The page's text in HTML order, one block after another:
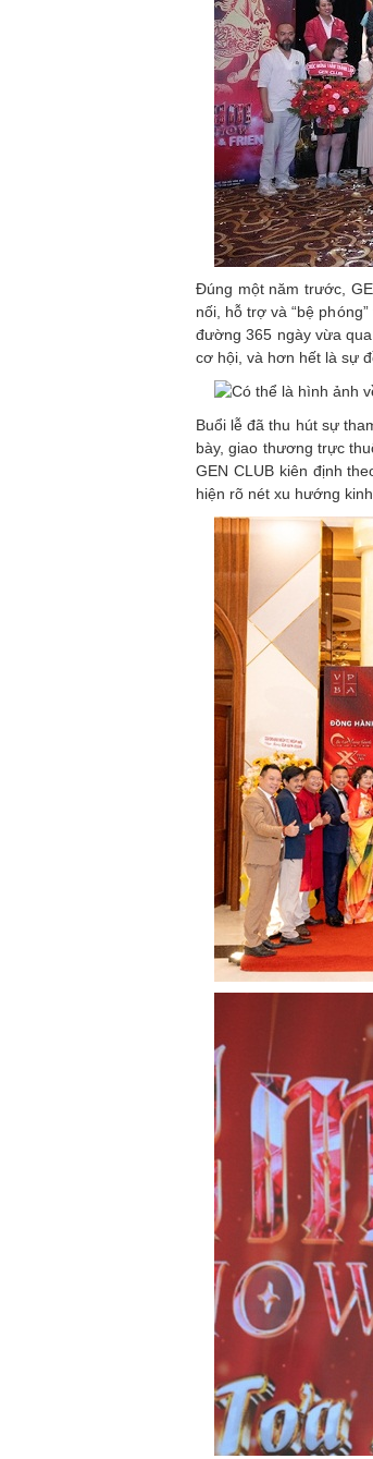
Đúng một năm trước,
nối, hỗ trợ và “bệ
đường 365 ngày vừa
cơ hội, và hơn hết là sự
Buổi lễ đã thu hút sự
bày, giao thương trực
GEN CLUB kiên định
hiện rõ nét xu hướng